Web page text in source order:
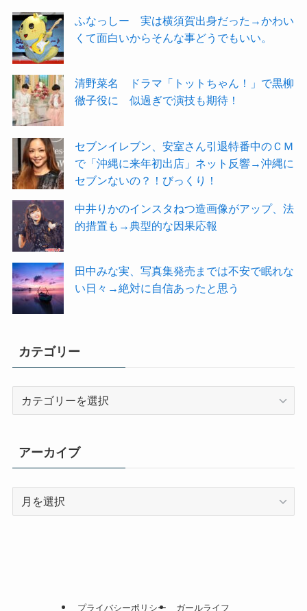
ふなっしー 実は横須賀出身だった→かわい
くて面白いからそんな事どうでもいい。
清野菜名 ドラマ「トットちゃん！」で黒柳
徹子役に 似過ぎで演技も期待！
セブンイレブン、安室さん引退特番中のＣＭ
で「沖縄に来年初出店」ネット反響→沖縄に
セブンないの？！びっくり！
中井りかのインスタねつ造画像がアップ、法
的措置も→典型的な因果応報
田中みな実、写真集発売までは不安で眠れな
い日々→絶対に自信あったと思う
カテゴリー
リ
ー
アーカイブ
プライバシーポリシー ガールライフ